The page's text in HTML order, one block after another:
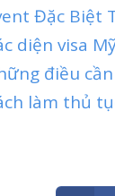
Đặc Biệt
diện visa
điều
làm thủ